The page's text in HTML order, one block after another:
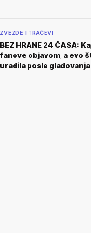
ZVEZDE I TRAČEVI
BEZ HRANE 24 ČASA:
fanove objavom, a evo
uradila posle